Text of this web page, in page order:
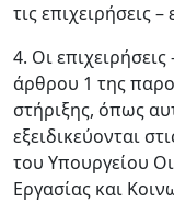
τις επιχειρήσεις
4. Οι
άρθρου 1 της
στήριξης, όπως
εξειδικεύονται
του Υπουργείου
Εργασίας και